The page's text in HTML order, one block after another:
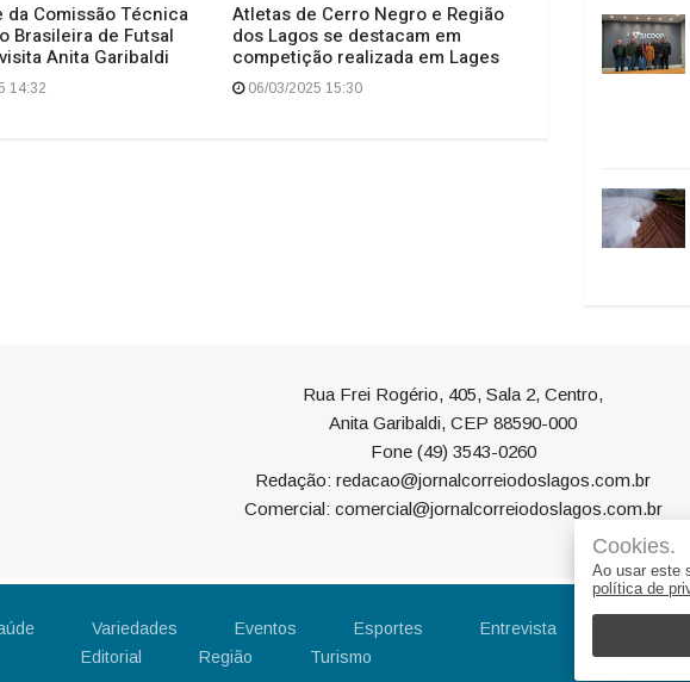
da Comissão Técnica
Brasileira de Futsal
Anita Garibaldi
14:32
Atletas de Cerro Negro e Região
dos Lagos se destacam em
competição realizada em Lages
06/03/2025 15:30
As meninas da
volta aos
Garibaldi
Rua Frei Rogério, 405, Sala 2, Centro,
Anita Garibaldi, CEP 88590-000
Fone (49) 3543-0260
Redação: redacao@jornalcorreiodoslagos.com.br
Comercial: comercial@jornalcorreiodoslagos.com.br
Variedades Eventos Esportes Entrevista
Editorial
Região Turismo
Cookies.
Ao usar este
política de